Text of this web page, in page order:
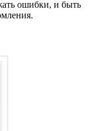
ошибки, и быть